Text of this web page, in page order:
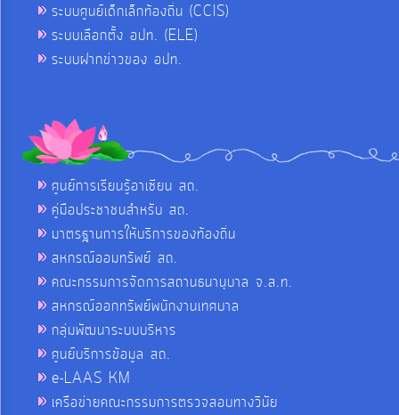
ระบบศูนย์เด็กเล็กท้องถิ่น (CCIS)
ระบบเลือกตั้ง อปท. (ELE)
ระบบฝากข่าวของ อปท.
ศูนย์การเรียนรู้อาเซียน สถ.
คู่มือประชาชนสำหรับ สถ.
มาตรฐานการให้บริการของท้องถิ่น
สหกรณ์ออมทรัพย์ สถ.
คณะกรรมการจัดการสถานธนานุบาล จ.ส.ท.
สหกรณ์ออกทรัพย์พนักงานเทศบาล
กลุ่มพัฒนาระบบบริหาร
ศูนย์บริการข้อมูล สถ.
e-LAAS KM
เครือข่ายคณะกรรมการตรวจสอบทางวินัย